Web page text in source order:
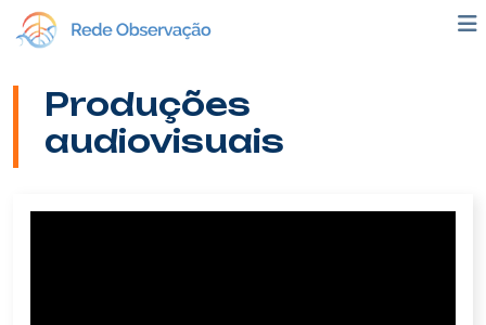
Produções
audiovisuais